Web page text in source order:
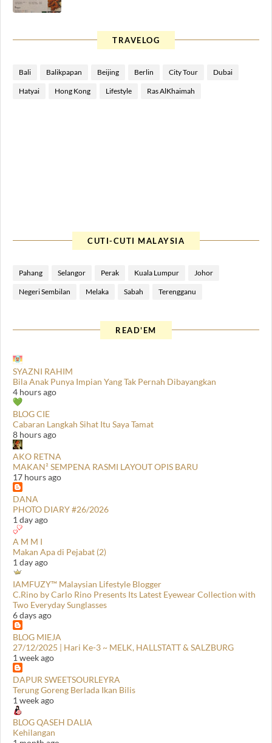
TRAVELOG
Bali Balikpapan Beijing Berlin City Tour Dubai
Hatyai Hong Kong Lifestyle Ras AlKhaimah
CUTI-CUTI MALAYSIA
Pahang Selangor Perak Kuala Lumpur Johor
Negeri Sembilan Melaka Sabah Terengganu
READ'EM
SYAZNI RAHIM
Bila Anak Punya Impian Yang Tak Pernah Dibayangkan
4 hours ago
BLOG CIE
Cabaran Langkah Sihat Itu Saya Tamat
8 hours ago
AKO RETNA
MAKAN² SEMPENA RASMI LAYOUT OPIS BARU
17 hours ago
DANA
PHOTO DIARY #26/2026
1 day ago
A M M I
Makan Apa di Pejabat (2)
1 day ago
IAMFUZY™ Malaysian Lifestyle Blogger
C.Rino by Carlo Rino Presents Its Latest Eyewear Collection with
Two Everyday Sunglasses
6 days ago
BLOG MIEJA
27/12/2025 | Hari Ke-3 ~ MELK, HALLSTATT & SALZBURG
1 week ago
DAPUR SWEETSOURLEYRA
Terung Goreng Berlada Ikan Bilis
1 week ago
BLOG QASEH DALIA
Kehilangan